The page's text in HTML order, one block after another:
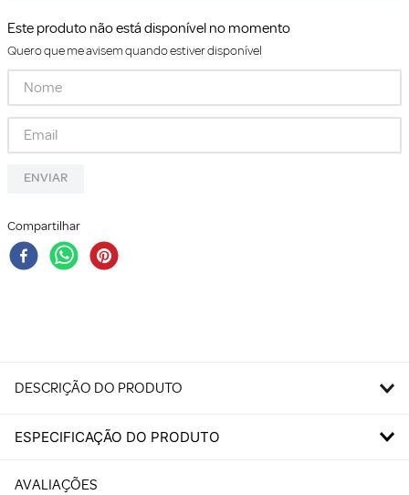
Este produto não está disponível no momento
Quero que me avisem quando estiver disponível
ENVIAR
Compartilhar
DESCRIÇÃO DO PRODUTO
ESPECIFICAÇÃO DO PRODUTO
AVALIAÇÕES